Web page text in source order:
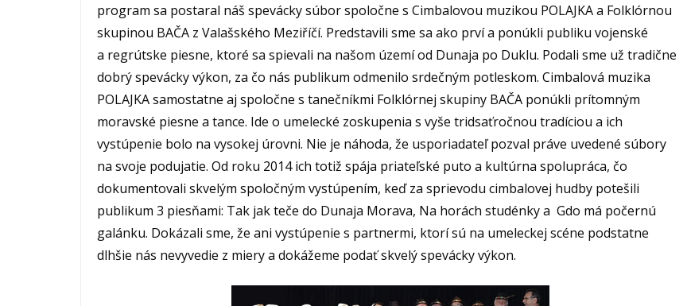
program sa postaral náš spevácky súbor spoločne s Cimbalovou muzikou POLAJKA a Folklórnou
skupinou BAČA z Valašského Meziříčí. Predstavili sme sa ako prví a ponúkli publiku vojenské
a regrútske piesne, ktoré sa spievali na našom území od Dunaja po Duklu. Podali sme už tradične
dobrý spevácky výkon, za čo nás publikum odmenilo srdečným potleskom. Cimbalová muzika
POLAJKA samostatne aj spoločne s tanečníkmi Folklórnej skupiny BAČA ponúkli prítomným
moravské piesne a tance. Ide o umelecké zoskupenia s vyše tridsaťročnou tradíciou a ich
vystúpenie bolo na vysokej úrovni. Nie je náhoda, že usporiadateľ pozval práve uvedené súbory
na svoje podujatie. Od roku 2014 ich totiž spája priateľské puto a kultúrna spolupráca, čo
dokumentovali skvelým spoločným vystúpením, keď za sprievodu cimbalovej hudby potešili
publikum 3 piesňami: Tak jak teče do Dunaja Morava, Na horách studénky a Gdo má počernú
galánku. Dokázali sme, že ani vystúpenie s partnermi, ktorí sú na umeleckej scéne podstatne
dlhšie nás nevyvedie z miery a dokážeme podať skvelý spevácky výkon.